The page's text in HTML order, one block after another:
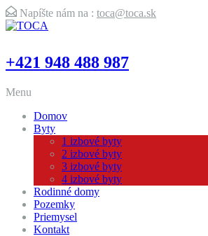
Napíšte nám na : toca@toca.sk
+421 948 488 987
Menu
Domov
Byty
1 izbové byty
2 izbové byty
3 izbové byty
4 izbové byty
Rodinné domy
Pozemky
Priemysel
Kontakt